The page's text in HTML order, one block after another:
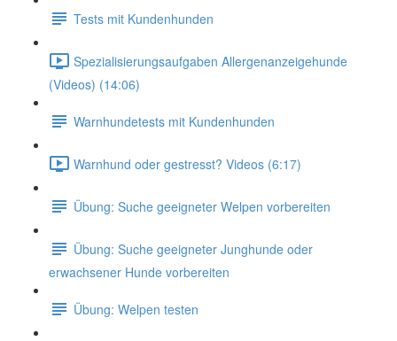
Tests mit Kundenhunden
Spezialisierungsaufgaben Allergenanzeigehunde
(Videos) (14:06)
Warnhundetests mit Kundenhunden
Warnhund oder gestresst? Videos (6:17)
Übung: Suche geeigneter Welpen vorbereiten
Übung: Suche geeigneter Junghunde oder
erwachsener Hunde vorbereiten
Übung: Welpen testen